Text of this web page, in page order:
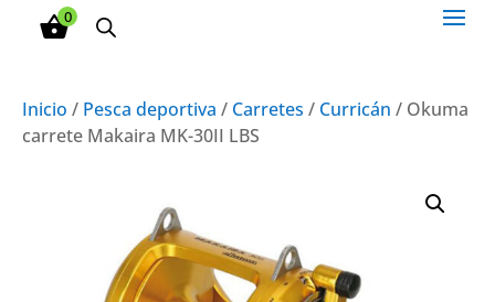
0
Inicio / Pesca deportiva / Carretes / Curricán / Okuma
carrete Makaira MK-30II LBS